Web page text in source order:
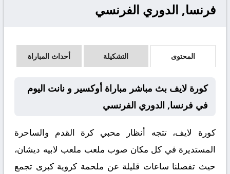
فرنسا, الدوري الفرنسي
المحتوى التشكيلة أحداث المباراة
كورة لايف بث مباشر مباراة أوكسير و نانت اليوم
في فرنسا, الدوري الفرنسي
كورة لايف، تتجه أنظار محبي كرة القدم والساحرة
المستديرة في كل مكان صوب ملعب ملعب لابيه ديشان،
حيث تفصلنا ساعات قليلة عن ملحمة كروية كبرى تجمع